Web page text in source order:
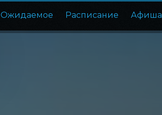
Ожидаемое Расписание Афиша